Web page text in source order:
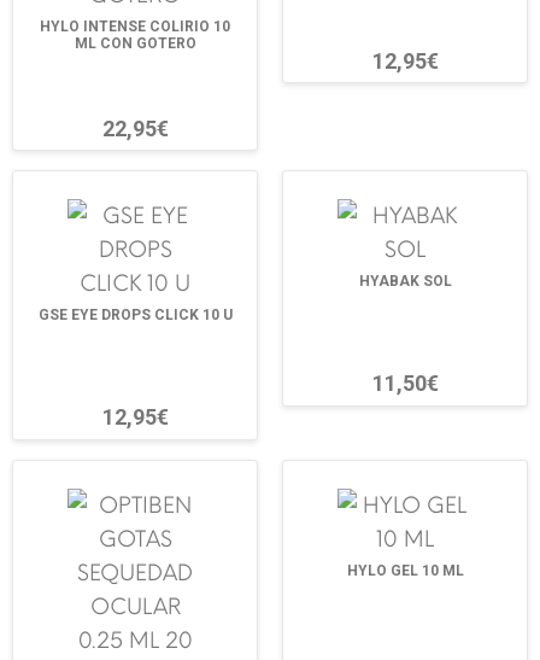
HYLO INTENSE COLIRIO 10
ML CON GOTERO
22,95€
12,95€
GSE EYE DROPS CLICK 10 U
12,95€
HYABAK SOL
11,50€
HYLO GEL 10 ML